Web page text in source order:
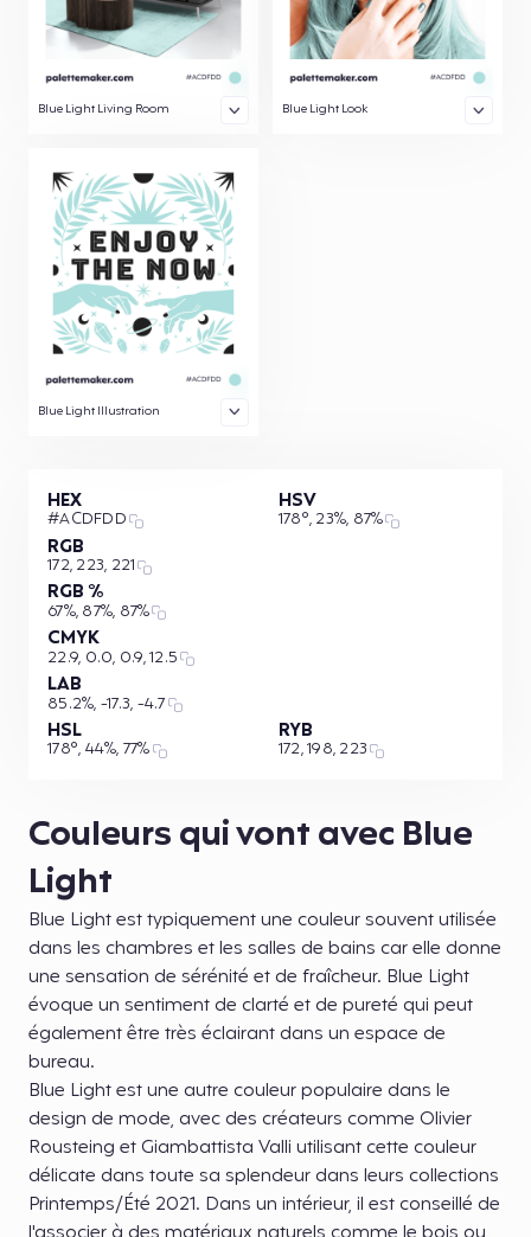
Blue Light Living Room Blue Light Look
Blue Light Illustration
Couleurs qui vont avec Blue
Light
Blue Light est typiquement une couleur souvent utilisée
dans les chambres et les salles de bains car elle donne
une sensation de sérénité et de fraîcheur. Blue Light
évoque un sentiment de clarté et de pureté qui peut
également être très éclairant dans un espace de
bureau.
Blue Light est une autre couleur populaire dans le
design de mode, avec des créateurs comme Olivier
Rousteing et Giambattista Valli utilisant cette couleur
délicate dans toute sa splendeur dans leurs collections
Printemps/Été 2021. Dans un intérieur, il est conseillé de
HEX
#ACDFDD
RGB
172, 223, 221
RGB %
67%, 87%, 87%
CMYK
22.9, 0.0, 0.9, 12.5
LAB
85.2%, -17.3, -4.7
HSL
178°, 44%, 77%
HSV
178°, 23%, 87%
RYB
172, 198, 223